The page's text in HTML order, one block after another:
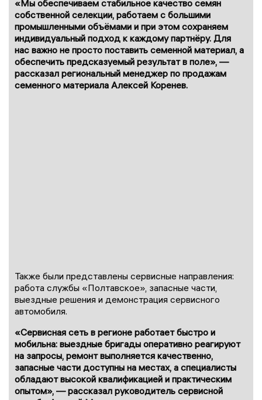
«Мы обеспечиваем стабильное качество семян
собственной селекции, работаем с большими
промышленными объёмами и при этом сохраняем
индивидуальный подход к каждому партнёру. Для
нас важно не просто поставить семенной материал, а
обеспечить предсказуемый результат в поле», —
рассказал региональный менеджер по продажам
семенного материала Алексей Коренев.
Также были представлены сервисные направления:
работа службы «Полтавское», запасные части,
выездные решения и демонстрация сервисного
автомобиля.
«Сервисная сеть в регионе работает быстро и
мобильна: выездные бригады оперативно реагируют
на запросы, ремонт выполняется качественно,
запасные части доступны на местах, а специалисты
обладают высокой квалификацией и практическим
опытом», — рассказал руководитель сервисной